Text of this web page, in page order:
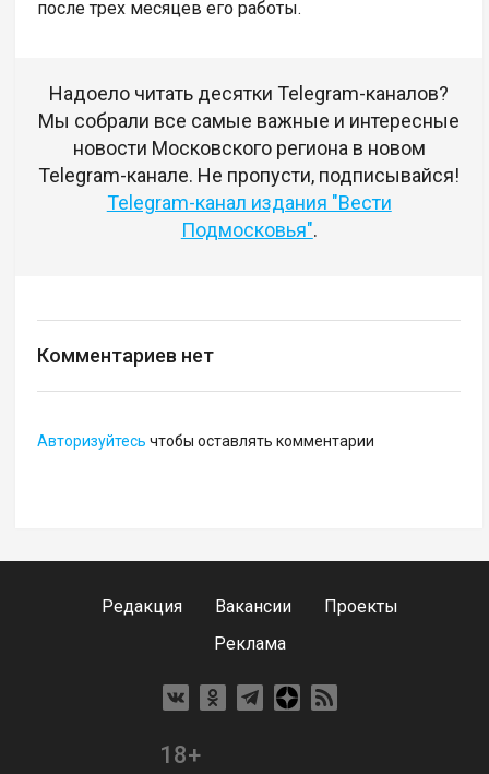
после трех месяцев его работы.
Надоело читать десятки Telegram-каналов?
Мы собрали все самые важные и интересные
новости Московского региона в новом
Telegram-канале. Не пропусти, подписывайся!
Telegram-канал издания "Вести
Подмосковья".
Комментариев нет
Авторизуйтесь чтобы оставлять комментарии
Редакция Вакансии
Проекты
Реклама
18+